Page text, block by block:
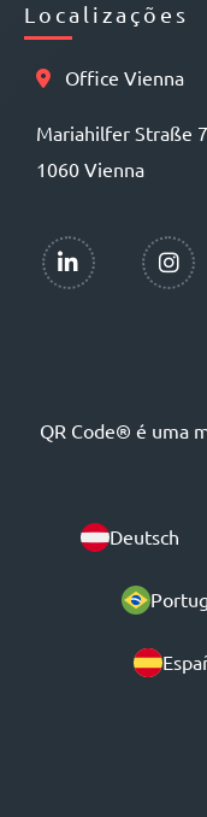
Localizações
Office Vienna
Mariahilfer Straße
1060 Vienna
QR Code® é uma
Deutsch